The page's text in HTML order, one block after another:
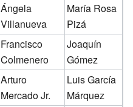
Ángela
Villanueva
María Rosa
Pizá
Francisco
Colmenero
Joaquín
Gómez
Arturo
Mercado Jr.
Luis García
Márquez